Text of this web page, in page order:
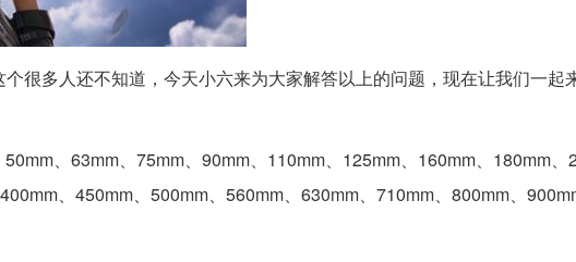
很多人还不知道，今天小六来为大家解答以上的问题，现在让我们一起
、63mm、75mm、90mm、110mm、125mm、160mm、180mm、
、450mm、500mm、560mm、630mm、710mm、800mm、